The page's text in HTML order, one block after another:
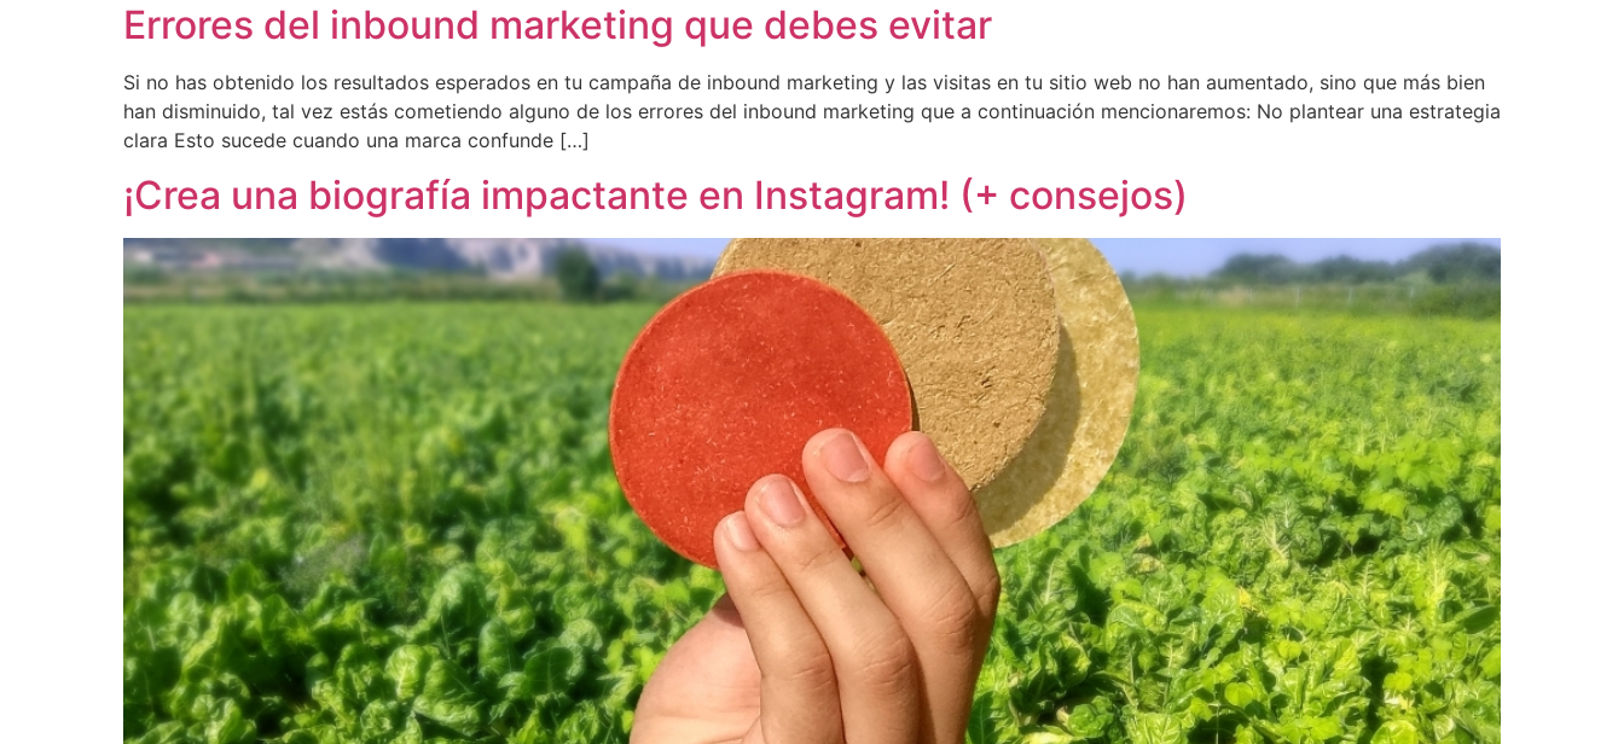
Errores del inbound marketing que debes evitar
Si no has obtenido los resultados esperados en tu campaña de inbound marketing y las visitas en tu sitio web no han aumentado, sino que más bien
han disminuido, tal vez estás cometiendo alguno de los errores del inbound marketing que a continuación mencionaremos: No plantear una estrategia
clara Esto sucede cuando una marca confunde […]
¡Crea una biografía impactante en Instagram! (+ consejos)